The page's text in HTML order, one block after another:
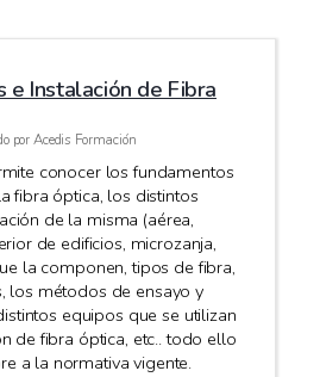
e Instalación de Fibra
por Acedis Formación
conocer los fundamentos
fibra óptica, los distintos
de la misma (aérea,
de edificios, microzanja,
la componen, tipos de fibra,
los métodos de ensayo y
equipos que se utilizan
de fibra óptica, etc.. todo ello
a la normativa vigente.